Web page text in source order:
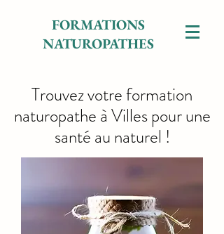
FORMATIONS
NATUROPATHES
Trouvez votre formation
naturopathe à Villes pour une
santé au naturel !